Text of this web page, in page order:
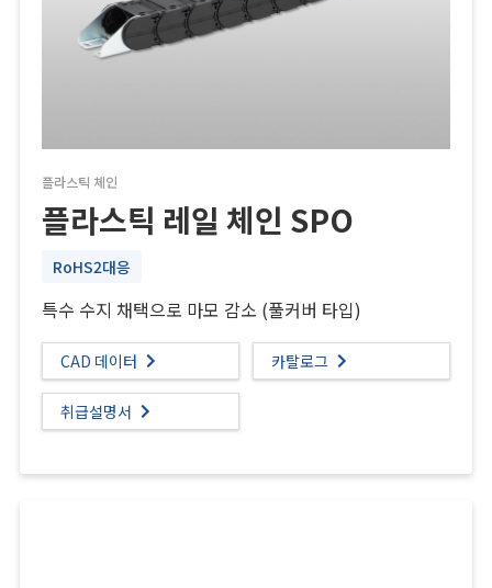
플라스틱 체인
플라스틱 레일 체인 SPO
RoHS2대응
특수 수지 채택으로 마모 감소 (풀커버 타입)
CAD 데이터 카탈로그
취급설명서